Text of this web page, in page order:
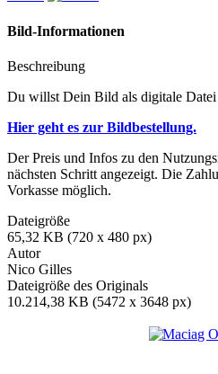
Bild-Informationen
Beschreibung
Du willst Dein Bild als digitale
Hier geht es zur Bildbestellung.
Der Preis und Infos zu den
nächsten Schritt angezeigt. Die
Vorkasse möglich.
Dateigröße
65,32 KB (720 x 480 px)
Autor
Nico Gilles
Dateigröße des Originals
10.214,38 KB (5472 x 3648 px)